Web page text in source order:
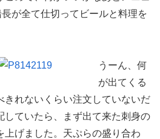
が全て仕切ってビールと料理を
うーん、何
が出てくる
きれないくらい注文していないだ
していたら、まず出て来た刺身の
上げました。天ぷらの盛り合わ